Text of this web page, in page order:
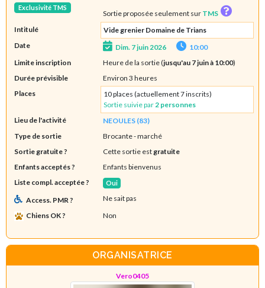
Exclusivité TMS
Sortie proposée seulement sur TMS
Intitulé
Vide grenier Domaine de Trians
Date
Dim. 7 juin 2026
10:00
Limite inscription
Heure de la sortie (jusqu'au 7 juin à 10:00)
Durée prévisible
Environ 3 heures
Places
10 places (actuellement 7 inscrits)
Sortie suivie par 2 personnes
Lieu de l'activité
NEOULES (83)
Type de sortie
Brocante - marché
Sortie gratuite ?
Cette sortie est gratuite
Enfants acceptés ?
Enfants bienvenus
Liste compl. acceptée ?
Oui
Access. PMR ?
Ne sait pas
Chiens OK ?
Non
ORGANISATRICE
Vero0405